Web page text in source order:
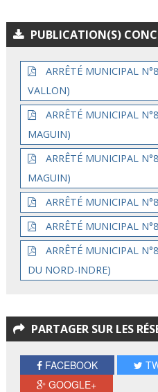
PUBLICATION(S)
ARRÊTÉ MUNICIPAL
VALLON)
ARRÊTÉ MUNICIPAL
MAGUIN)
ARRÊTÉ MUNICIPAL
MAGUIN)
ARRÊTÉ MUNICIPAL
ARRÊTÉ MUNICIPAL
ARRÊTÉ MUNICIPAL
DU NORD-INDRE)
PARTAGER SUR LES
FACEBOOK
GOOGLE+